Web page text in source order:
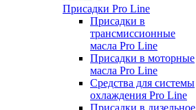
Присадки Pro Line
Присадки в
трансмиссионные
масла Pro Line
Присадки в моторные
масла Pro Line
Средства для системы
охлаждения Pro Line
Присадки в дизельное